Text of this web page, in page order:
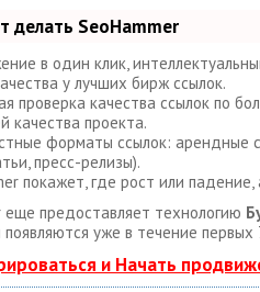
делать SeoHammer
в один клик,
у лучших бирж ссылок.
проверка качества ссылок по
качества проекта.
форматы ссылок: арендные
пресс-релизы).
покажет, где рост или
еще предоставляет технологию
появляются уже в течение первых
и Начать